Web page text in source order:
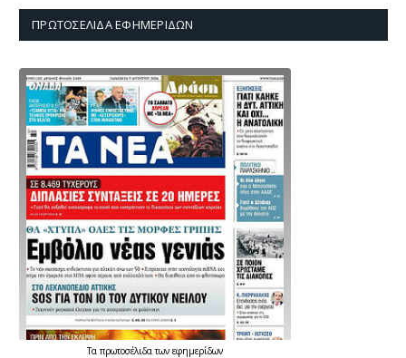
ΠΡΩΤΟΣΈΛΙΔΑ ΕΦΗΜΕΡΊΔΩΝ
Τα πρωτοσέλιδατων εφημερίδων